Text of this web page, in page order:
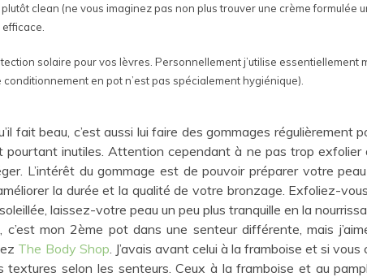
clean (ne vous imaginez pas non plus trouver une crème formulée
solaire pour vos lèvres. Personnellement j’utilise essentiellement
en pot n’est pas spécialement hygiénique).
fait beau, c’est aussi lui faire des gommages
pourtant inutiles. Attention cependant à ne pas trop exfolier
L’intérêt du gommage est de pouvoir préparer votre
la durée et la qualité de votre bronzage. Exfoliez-
laissez-votre peau un peu plus tranquille en la
c’est mon 2ème pot dans une senteur différente, mais
The Body Shop . J’avais avant celui à la framboise et si
selon les senteurs. Ceux à la framboise et au